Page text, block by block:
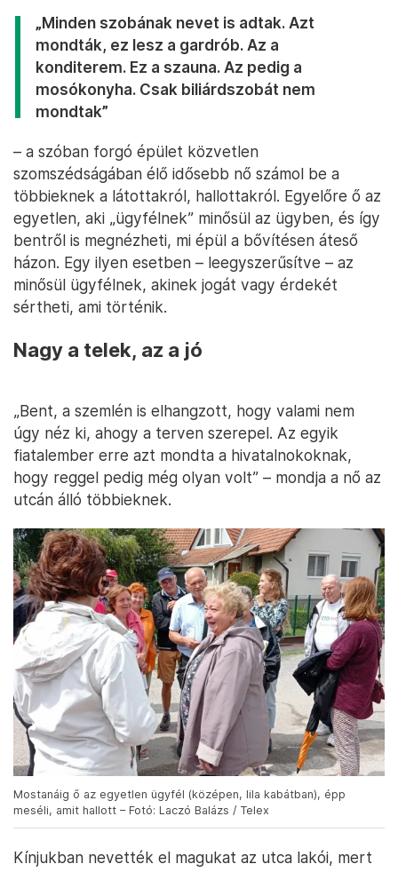
„Minden szobának nevet is adtak. Azt
mondták, ez lesz a gardrób. Az a
konditerem. Ez a szauna. Az pedig a
mosókonyha. Csak biliárdszobát nem
mondtak”
– a szóban forgó épület közvetlen
szomszédságában élő idősebb nő számol be a
többieknek a látottakról, hallottakról. Egyelőre ő az
egyetlen, aki „ügyfélnek” minősül az ügyben, és így
bentről is megnézheti, mi épül a bővítésen áteső
házon. Egy ilyen esetben – leegyszerűsítve – az
minősül ügyfélnek, akinek jogát vagy érdekét
sértheti, ami történik.
Nagy a telek, az a jó
„Bent, a szemlén is elhangzott, hogy valami nem
úgy néz ki, ahogy a terven szerepel. Az egyik
fiatalember erre azt mondta a hivatalnokoknak,
hogy reggel pedig még olyan volt” – mondja a nő az
utcán álló többieknek.
Mostanáig ő az egyetlen ügyfél (középen, lila kabátban), épp
meséli, amit hallott – Fotó: Laczó Balázs / Telex
Kínjukban nevették el magukat az utca lakói, mert